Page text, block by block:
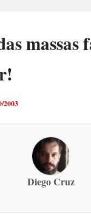
massas
2003
Diego Cruz